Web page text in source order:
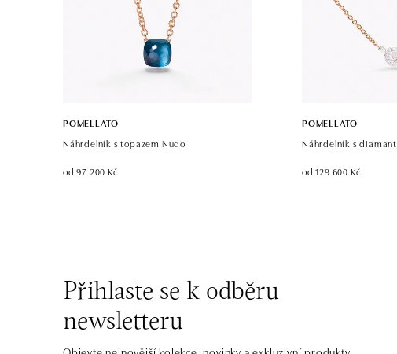
POMELLATO
Náhrdelník s topazem Nudo
od 97 200 Kč
POMELLATO
Náhrdelník s
od 129 600 Kč
Přihlaste se k odběru
newsletteru